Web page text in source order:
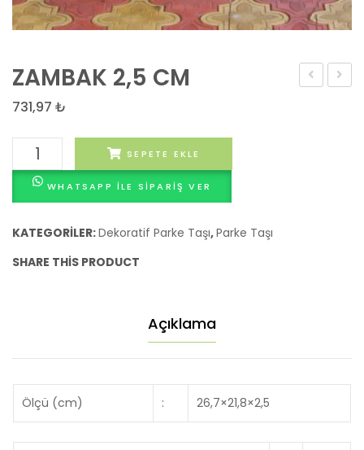
ZAMBAK 2,5 CM
731,97 ₺
ZAMBAK
2,5
SEPETE EKLE
WHATSAPP ILE SIPARIŞ VER
KATEGORILER:Dekoratif Parke Taşı,Parke Taşı
SHARE THIS PRODUCT
Açıklama
Ölçü (cm) : 26,7×21,8×2,5